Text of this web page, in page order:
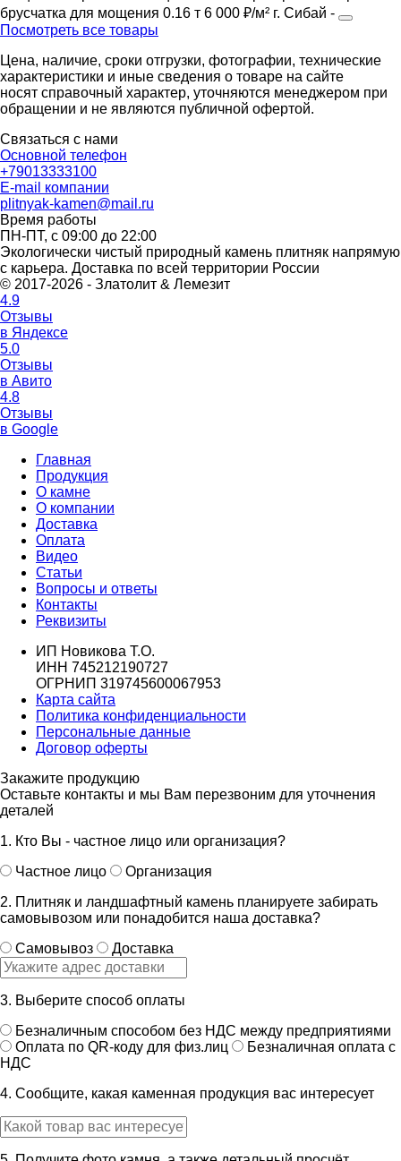
брусчатка для мощения 0.16 т 6 000 ₽/м² г. Сибай -
Посмотреть все товары
Цена, наличие, сроки отгрузки, фотографии, технические
характеристики и иные сведения о товаре на сайте
носят справочный характер, уточняются менеджером при
обращении и не являются публичной офертой.
Связаться с нами
Основной телефон
+79013333100
E-mail компании
plitnyak-kamen@mail.ru
Время работы
ПН-ПТ, с 09:00 до 22:00
Экологически чистый природный камень плитняк напрямую
с карьера. Доставка по всей территории России
© 2017-2026 - Златолит & Лемезит
4.9
Отзывы
в Яндексе
5.0
Отзывы
в Авито
4.8
Отзывы
в Google
Главная
Продукция
О камне
О компании
Доставка
Оплата
Видео
Статьи
Вопросы и ответы
Контакты
Реквизиты
ИП Новикова Т.О.
ИНН 745212190727
ОГРНИП 319745600067953
Карта сайта
Политика конфиденциальности
Персональные данные
Договор оферты
Закажите продукцию
Оставьте контакты и мы Вам перезвоним для уточнения
деталей
1. Кто Вы - частное лицо или организация?
Частное лицо
Организация
2. Плитняк и ландшафтный камень планируете забирать
самовывозом или понадобится наша доставка?
Самовывоз
Доставка
3. Выберите способ оплаты
Безналичным способом без НДС между предприятиями
Оплата по QR-коду для физ.лиц
Безналичная оплата с
НДС
4. Сообщите, какая каменная продукция вас интересует